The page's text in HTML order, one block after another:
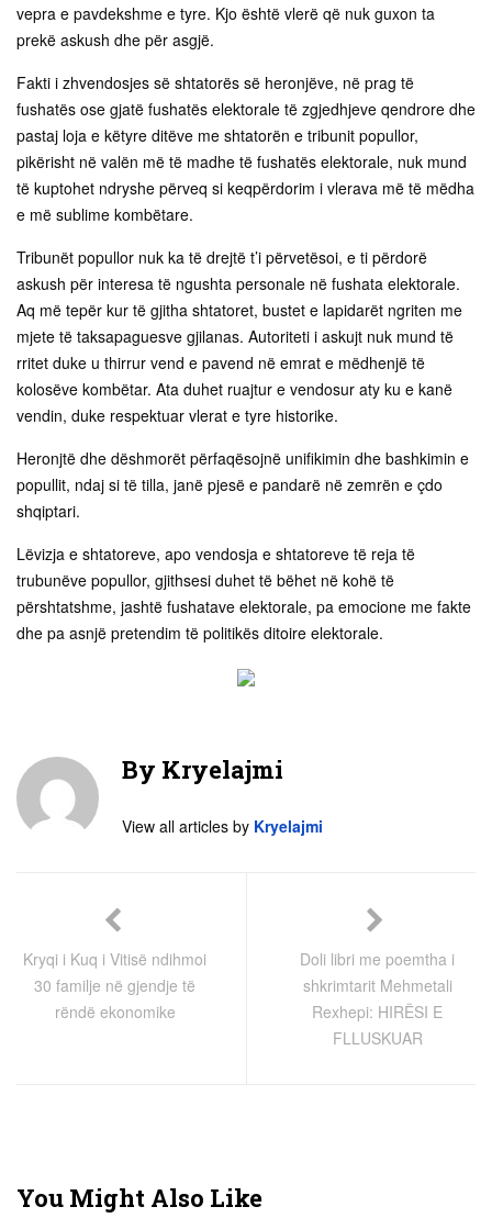
vepra e pavdekshme e tyre. Kjo është vlerë që nuk guxon ta
prekë askush dhe për asgjë.
Fakti i zhvendosjes së shtatorës së heronjëve, në prag të
fushatës ose gjatë fushatës elektorale të zgjedhjeve qendrore dhe
pastaj loja e këtyre ditëve me shtatorën e tribunit popullor,
pikërisht në valën më të madhe të fushatës elektorale, nuk mund
të kuptohet ndryshe përveq si keqpërdorim i vlerava më të mëdha
e më sublime kombëtare.
Tribunët popullor nuk ka të drejtë t’i përvetësoi, e ti përdorë
askush për interesa të ngushta personale në fushata elektorale.
Aq më tepër kur të gjitha shtatoret, bustet e lapidarët ngriten me
mjete të taksapaguesve gjilanas. Autoriteti i askujt nuk mund të
rritet duke u thirrur vend e pavend në emrat e mëdhenjë të
kolosëve kombëtar. Ata duhet ruajtur e vendosur aty ku e kanë
vendin, duke respektuar vlerat e tyre historike.
Heronjtë dhe dëshmorët përfaqësojnë unifikimin dhe bashkimin e
popullit, ndaj si të tilla, janë pjesë e pandarë në zemrën e çdo
shqiptari.
Lëvizja e shtatoreve, apo vendosja e shtatoreve të reja të
trubunëve popullor, gjithsesi duhet të bëhet në kohë të
përshtatshme, jashtë fushatave elektorale, pa emocione me fakte
dhe pa asnjë pretendim të politikës ditoire elektorale.
By Kryelajmi
View all articles by Kryelajmi
Kryqi i Kuq i Vitisë ndihmoi
30 familje në gjendje të
rëndë ekonomike
Doli libri me poemtha i
shkrimtarit Mehmetali
Rexhepi: HIRËSI E
FLLUSKUAR
You Might Also Like